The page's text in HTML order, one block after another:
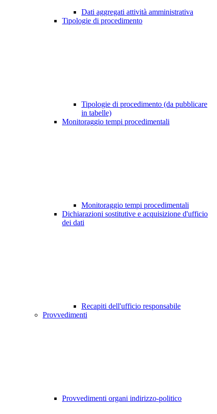
Dati aggregati attività amministrativa
Tipologie di procedimento
Tipologie di procedimento (da pubblicare
in tabelle)
Monitoraggio tempi procedimentali
Monitoraggio tempi procedimentali
Dichiarazioni sostitutive e acquisizione d'ufficio
dei dati
Recapiti dell'ufficio responsabile
Provvedimenti
Provvedimenti organi indirizzo-politico